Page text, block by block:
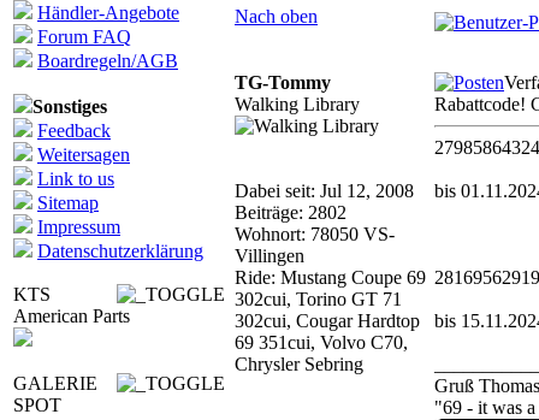
Händler-Angebote
Forum FAQ
Boardregeln/AGB
Sonstiges
Feedback
Weitersagen
Link to us
Sitemap
Impressum
Datenschutzerklärung
KTS
American Parts
GALERIE
SPOT
Nach oben
TG-Tommy
Walking Library
Dabei seit: Jul 12, 2008
Beiträge: 2802
Wohnort: 78050 VS-
Villingen
Ride: Mustang Coupe 69
302cui, Torino GT 71
302cui, Cougar Hardtop
69 351cui, Volvo C70,
Chrysler Sebring
Rabattcode!
bis
bis
Gruß Thomas
"69 - it was